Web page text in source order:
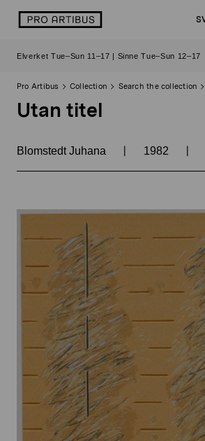
logo
Elverket Tue–Sun 11–17 | Sinne Tue–Sun 12–17
Pro Artibus Collection Search the collection
Utan titel
Blomstedt Juhana | 1982 |